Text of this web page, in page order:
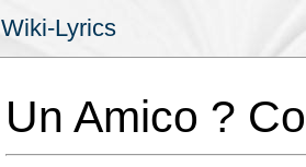
Wiki-Lyrics
Un Amico ?